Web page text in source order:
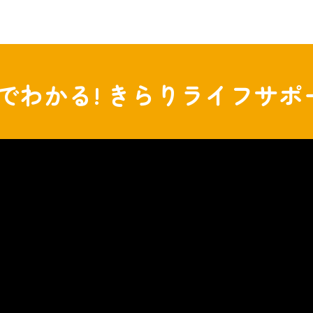
わかる! きらりライフサポ